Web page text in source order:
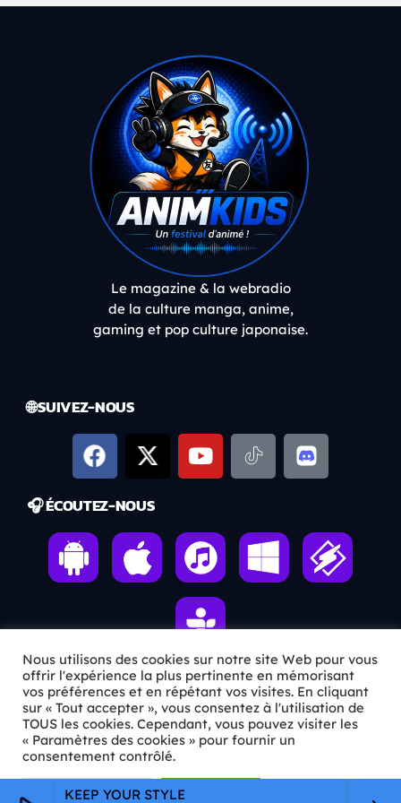
KEEP YOUR STYLE
Le magazine & la webradio
de la culture manga, anime,
gaming et pop culture japonaise.
🌐 SUIVEZ-NOUS
🎧 ÉCOUTEZ-NOUS
ℹ️ INFOS PRATIQUES
✉️Contact
🦊Qui sommes-nous ?
Nous utilisons des cookies sur notre site Web pour vous
offrir l'expérience la plus pertinente en mémorisant
vos préférences et en répétant vos visites. En cliquant
sur « Tout accepter », vous consentez à l'utilisation de
TOUS les cookies. Cependant, vous pouvez visiter les
« Paramètres des cookies » pour fournir un
consentement contrôlé.
Paramètres Cookie Tout accepter